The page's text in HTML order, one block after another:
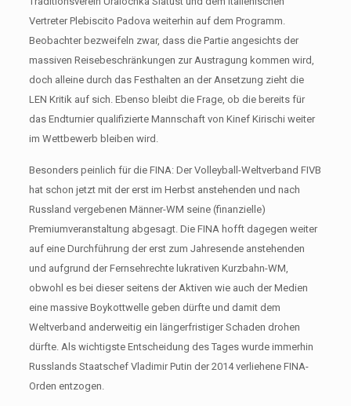
Vertreter Plebiscito Padova weiterhin auf dem Programm.
Beobachter bezweifeln zwar, dass die Partie angesichts der
massiven Reisebeschränkungen zur Austragung kommen wird,
doch alleine durch das Festhalten an der Ansetzung zieht die
LEN Kritik auf sich. Ebenso bleibt die Frage, ob die bereits für
das Endturnier qualifizierte Mannschaft von Kinef Kirischi weiter
im Wettbewerb bleiben wird.
Besonders peinlich für die FINA: Der Volleyball-Weltverband FIVB
hat schon jetzt mit der erst im Herbst anstehenden und nach
Russland vergebenen Männer-WM seine (finanzielle)
Premiumveranstaltung abgesagt. Die FINA hofft dagegen weiter
auf eine Durchführung der erst zum Jahresende anstehenden
und aufgrund der Fernsehrechte lukrativen Kurzbahn-WM,
obwohl es bei dieser seitens der Aktiven wie auch der Medien
eine massive Boykottwelle geben dürfte und damit dem
Weltverband anderweitig ein längerfristiger Schaden drohen
dürfte. Als wichtigste Entscheidung des Tages wurde immerhin
Russlands Staatschef Vladimir Putin der 2014 verliehene FINA-
Orden entzogen.